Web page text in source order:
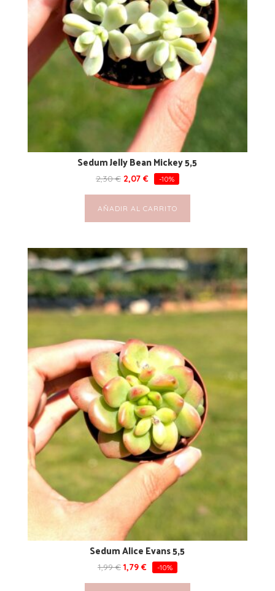
Sedum Jelly Bean Mickey 5,5
2,30€ 2,07 € -10%
AÑADIR AL CARRITO
Sedum Alice Evans 5,5
1,99€ 1,79 € -10%